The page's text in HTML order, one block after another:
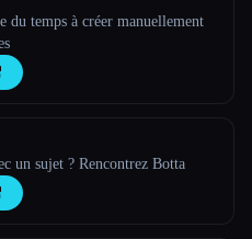
du temps à créer manuellement
un sujet ? Rencontrez Botta